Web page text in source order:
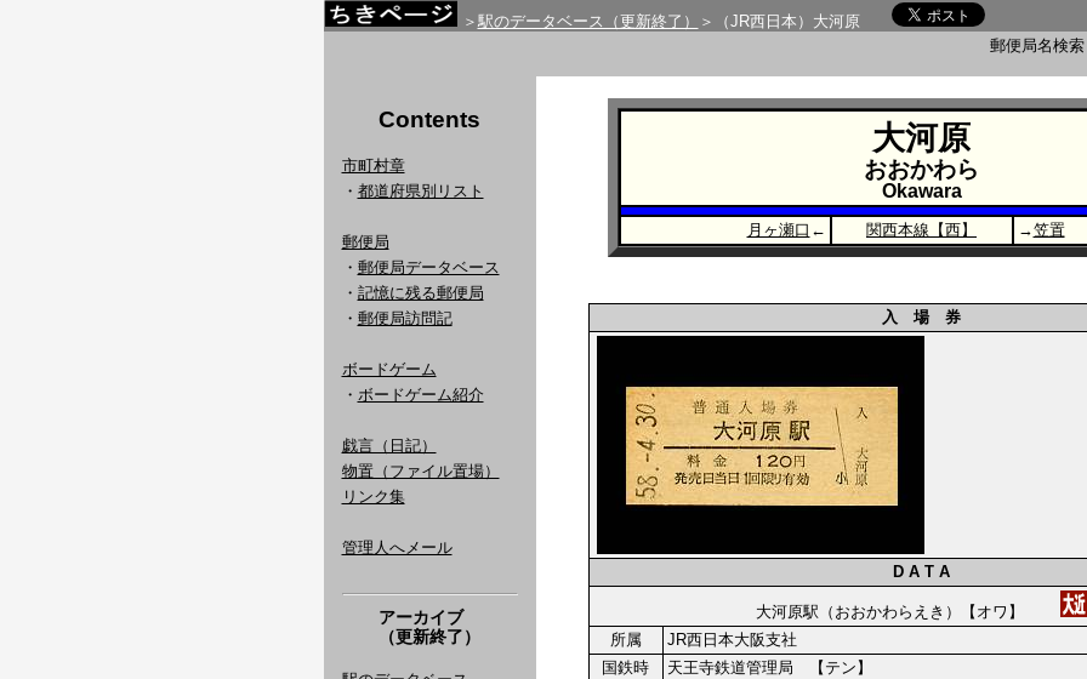
＞ 駅のデータベース（更新終了）
＞（JR西日本）大河原
郵便局名検
Contents
市町村章
・ 都道府県別リスト
郵便局
・ 郵便局データベース
・ 記憶に残る郵便局
・ 郵便局訪問記
ボードゲーム
・ ボードゲーム紹介
戯言（日記）
物置（ファイル置場）
リンク集
管理人へメール
アーカイブ
（更新終了）
大河原
おおかわら
Okawara
月ヶ瀬口 ← 関西本線【西】 →笠置
入 場 券
D A T A
大河原駅（おおかわらえき）【オワ】
所属
JR西日本大阪支社
国鉄時
天王寺鉄道管理局 【テン】